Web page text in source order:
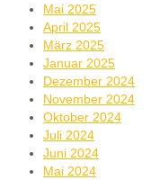
Mai 2025
April 2025
März 2025
Januar 2025
Dezember 2024
November 2024
Oktober 2024
Juli 2024
Juni 2024
Mai 2024